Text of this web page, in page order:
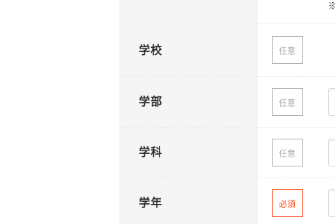
学校 任意
学部 任意
学科 任意
学年 必須